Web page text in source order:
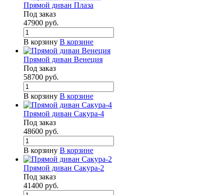
Прямой диван Плаза
Под заказ
47900 руб.
В корзину В корзине
Прямой диван Венеция
Под заказ
58700 руб.
В корзину В корзине
Прямой диван Сакура-4
Под заказ
48600 руб.
В корзину В корзине
Прямой диван Сакура-2
Под заказ
41400 руб.